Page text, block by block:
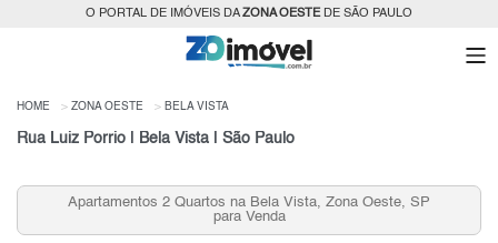
O PORTAL DE IMÓVEIS DAZONA OESTEDE SÃO PAULO
HOME ZONA OESTE BELA VISTA
Rua Luiz Porrio | Bela Vista | São Paulo
Apartamentos 2 Quartos 2 Vagas na Bela Vista, Zona
Oeste, SP para Venda